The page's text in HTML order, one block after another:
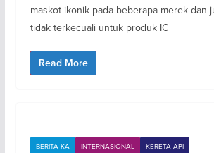
maskot ikonik pada beberapa merek dan
tidak terkecuali untuk produk IC
Read More
BERITA KA INTERNASIONAL KERETA API